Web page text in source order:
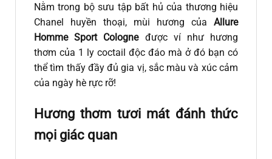
Nằm trong bộ sưu tập bất hủ của thương hiệu
Chanel huyền thoại, mùi hương của Allure
Homme Sport Cologneđược ví như hương
thơm của 1 ly coctail độc đáo mà ở đó bạn có
thể tìm thấy đầy đủ gia vị, sắc màu và xúc cảm
của ngày hè rực rỡ!
Hương thơm tươi mát đánh thức
mọi giác quan